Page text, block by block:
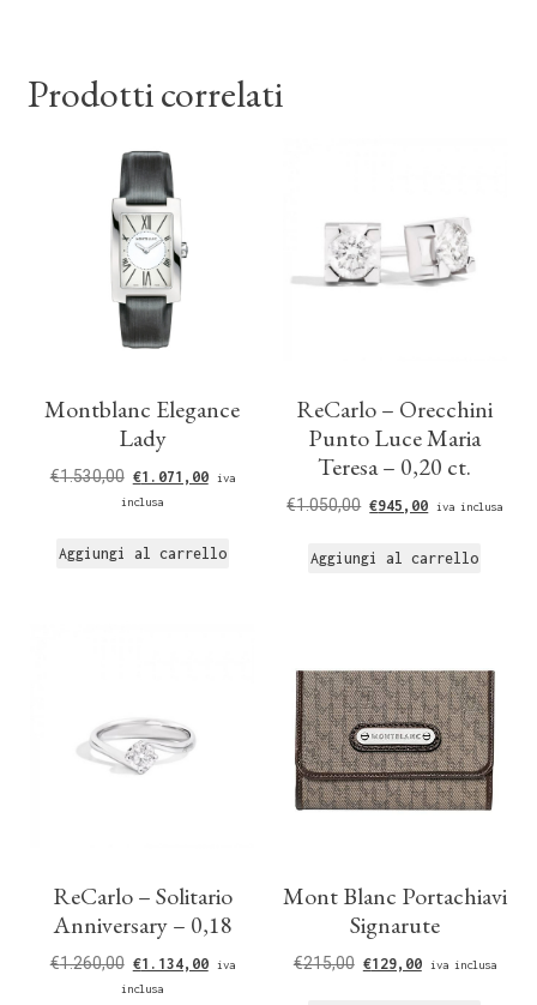
Prodotti correlati
Montblanc Elegance
Lady
€1.530,00 €1.071,00
iva
inclusa
Aggiungi al carrello
ReCarlo – Orecchini
Punto Luce Maria
Teresa – 0,20 ct.
€1.050,00 €945,00 iva inclusa
Aggiungi al carrello
ReCarlo – Solitario
Anniversary – 0,18
€1.260,00 €1.134,00
iva
inclusa
Mont Blanc Portachiavi
Signarute
€215,00 €129,00 iva inclusa